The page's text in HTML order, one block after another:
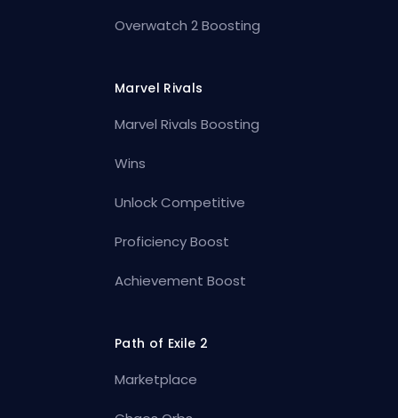
Overwatch 2 Boosting
Marvel Rivals
Marvel Rivals Boosting
Wins
Unlock Competitive
Proficiency Boost
Achievement Boost
Path of Exile 2
Marketplace